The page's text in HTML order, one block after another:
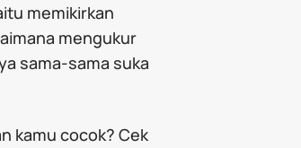
memikirkan
mengukur
sama-sama suka
kamu cocok? Cek